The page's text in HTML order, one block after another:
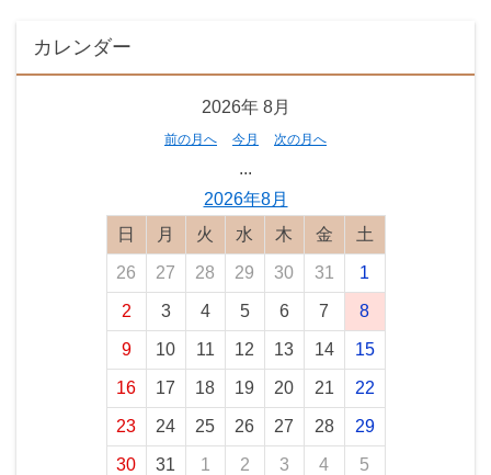
カレンダー
2026年 8月
前の月へ 今月 次の月へ
...
2026年8月
日曜日月曜日火曜日水曜日木曜日金曜日土曜日
26 27 28 29 30 31 1
2 3 4 5 6 7 8
9 10 11 12 13 14 15
16 17 18 19 20 21 22
23 24 25 26 27 28 29
30 31 1 2 3 4 5